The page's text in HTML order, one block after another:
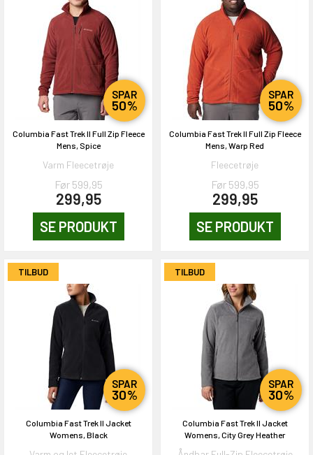
SPAR
50%
Columbia Fast Trek II Full Zip Fleece
Mens, Spice
Varm Fleecetrøje
Før 599,95
299,95
SE PRODUKT
SPAR
50%
Columbia Fast Trek II Full Zip Fleece
Mens, Warp Red
Fleecetrøje
Før 599,95
299,95
SE PRODUKT
TILBUD
SPAR
30%
Columbia Fast Trek II Jacket
Womens, Black
TILBUD
SPAR
30%
Columbia Fast Trek II Jacket
Womens, City Grey Heather
PÅ